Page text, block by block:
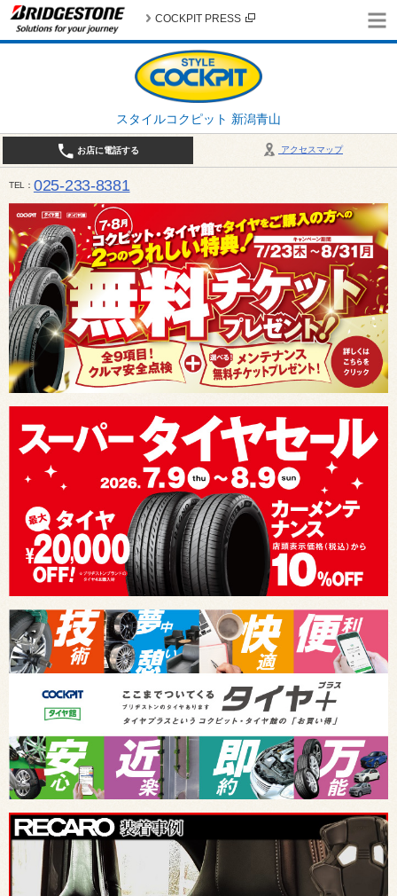
スタイルコクピット 新潟青山
COCKPIT PRESS
アクセスマップ
お店に電話する
TEL 025-233-8381
営業時間は10:00～18:30 作業、商談受付は10:00〜18:00です。 / 定休日：2026年 8月のお休み
（日曜日）、19日（水曜日）26日（水曜日）